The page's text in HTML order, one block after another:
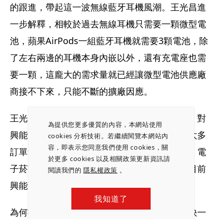
為提供您更多優質的內容，本網站使用
cookies 分析技術。若繼續閱覽本網站內
容，即表示您同意我們使用 cookies，關
於更多 cookies 以及相關政策更新資訊請
閱讀我們的隱私權政策 。
我知道了
的跟進，帶起這一波無線藍牙耳機風潮。王光昌進
一步解釋，相較於過去無線耳機只需要一顆微型電
池，蘋果AirPods一組藍牙耳機就需要3顆電池，除
了左右兩邊的耳機本身內嵌以外，還有充電座也需
要一顆，這龐大的需求量就已經讓微型電池供應廠
商接不下來，只能不斷的擴廠因應。
王光昌笑著說，看著微型電池需求出現大爆發，對
興能高絕對是加分的。但現在情況是，眼前有太多
訂單量，卻礙於生產線的問題吃不下來。他說，電
子菸市場很大，藍牙耳機的市場也很大，但是目前
興能高已經都滿載了。
為何擴產速度緩慢，邢雪坤說，興能高也想要快一